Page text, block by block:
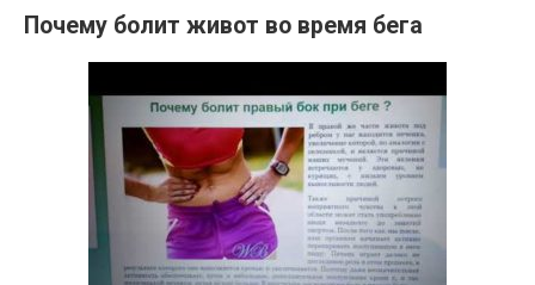
Почему болит живот во время бега